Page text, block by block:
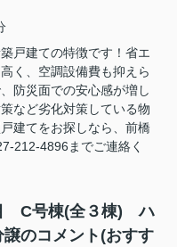
戸建ての特徴です！省エ
く、空調設備費も抑えら
防災面での安心感が増し
など劣化対策している物
建てをお探しなら、前橋
212-4896までご連絡く
C号棟(全３棟) ハ
のコメント(おすす